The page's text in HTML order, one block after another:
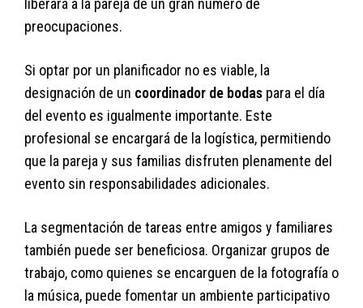
liberará a la pareja de un gran número de
preocupaciones.
Si optar por un planificador no es viable, la
designación de un coordinador de bodas para el día
del evento es igualmente importante. Este
profesional se encargará de la logística, permitiendo
que la pareja y sus familias disfruten plenamente del
evento sin responsabilidades adicionales.
La segmentación de tareas entre amigos y familiares
también puede ser beneficiosa. Organizar grupos de
trabajo, como quienes se encarguen de la fotografía o
la música, puede fomentar un ambiente participativo